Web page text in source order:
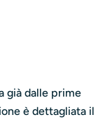
già dalle prime
è dettagliata il